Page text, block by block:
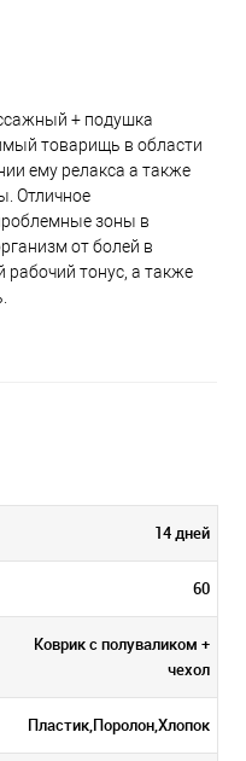
+ подушка
товарищь в области
ему релакса а также
Отличное
зоны в
от болей в
рабочий тонус, а также
14 дней
60
Коврик с полуваликом +
чехол
Пластик,Поролон,Хлопок